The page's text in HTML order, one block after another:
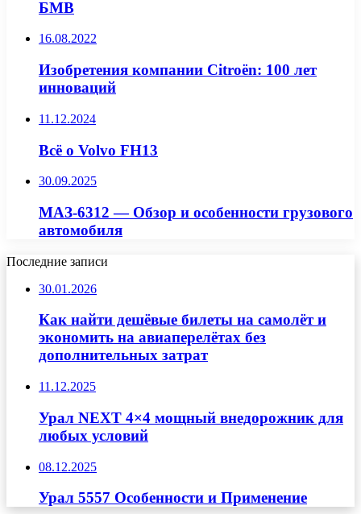
БМВ
16.08.2022
Изобретения компании Citroën: 100 лет
инноваций
11.12.2024
Всё о Volvo FH13
30.09.2025
МАЗ-6312 — Обзор и особенности грузового
автомобиля
Последние записи
30.01.2026
Как найти дешёвые билеты на самолёт и
экономить на авиаперелётах без
дополнительных затрат
11.12.2025
Урал NEXT 4×4 мощный внедорожник для
любых условий
08.12.2025
Урал 5557 Особенности и Применение